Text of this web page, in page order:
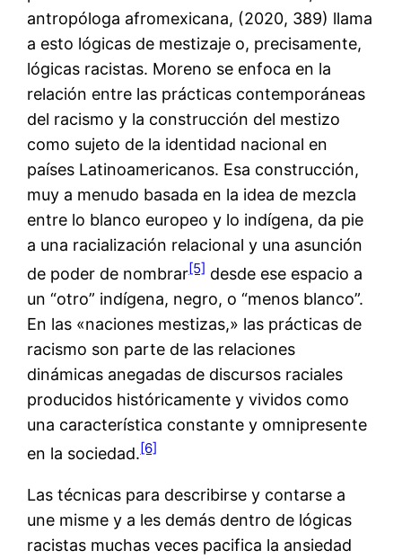
antropóloga afromexicana, (2020, 389) llama
a esto lógicas de mestizaje o, precisamente,
lógicas racistas. Moreno se enfoca en la
relación entre las prácticas contemporáneas
del racismo y la construcción del mestizo
como sujeto de la identidad nacional en
países Latinoamericanos. Esa construcción,
muy a menudo basada en la idea de mezcla
entre lo blanco europeo y lo indígena, da pie
a una racialización relacional y una asunción
de poder de nombrar[5] desde ese espacio a
un “otro” indígena, negro, o “menos blanco”.
En las «naciones mestizas,» las prácticas de
racismo son parte de las relaciones
dinámicas anegadas de discursos raciales
producidos históricamente y vividos como
una característica constante y omnipresente
en la sociedad.[6]
Las técnicas para describirse y contarse a
une misme y a les demás dentro de lógicas
racistas muchas veces pacifica la ansiedad